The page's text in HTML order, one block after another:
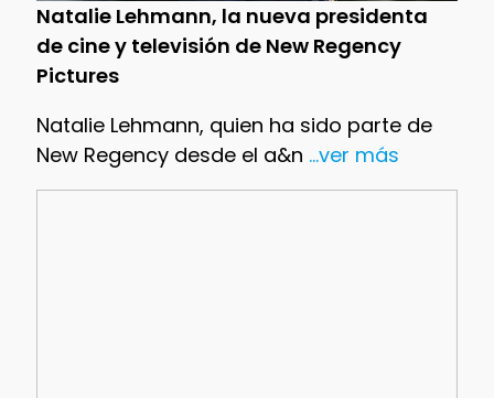
Natalie Lehmann, la nueva presidenta
de cine y televisión de New Regency
Pictures
Natalie Lehmann, quien ha sido parte de
New Regency desde el a&n ...ver más